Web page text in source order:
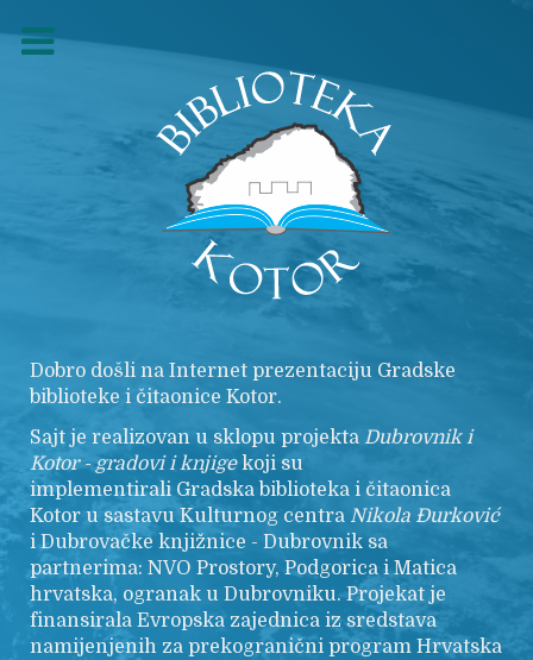
Dobro došli na Internet prezentaciju Gradske
biblioteke i čitaonice Kotor.
Sajt je realizovan u sklopu projekta Dubrovnik i
Kotor - gradovi i knjigekoji su
implementirali Gradska biblioteka i čitaonica
Kotor u sastavu Kulturnog centra Nikola Đurković
i Dubrovačke knjižnice - Dubrovnik sa
partnerima: NVO Prostory, Podgorica i Matica
hrvatska, ogranak u Dubrovniku. Projekat je
finansirala Evropska zajednica iz sredstava
namijenjenih za prekogranični program Hrvatska